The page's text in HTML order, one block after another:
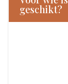
geschikt?